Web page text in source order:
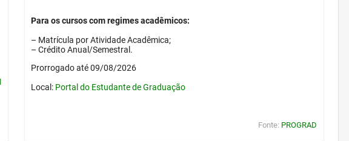
Para os cursos com regimes acadêmicos:
– Matrícula por Atividade Acadêmica;
– Crédito Anual/Semestral.
Prorrogado até 09/08/2026
Local: Portal do Estudante de Graduação
Fonte: PROGRAD